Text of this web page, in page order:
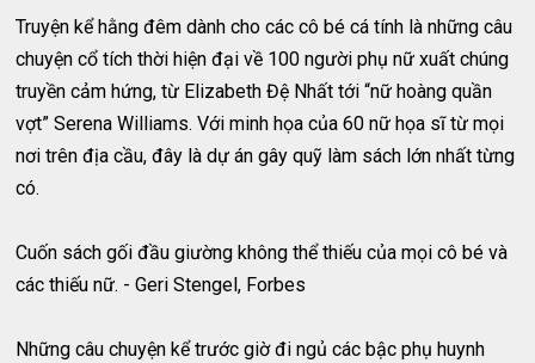
Truyện kể hằng đêm dành cho các cô bé cá tính là những câu
chuyện cổ tích thời hiện đại về 100 người phụ nữ xuất chúng
truyền cảm hứng, từ Elizabeth Đệ Nhất tới “nữ hoàng quần
vợt” Serena Williams. Với minh họa của 60 nữ họa sĩ từ mọi
nơi trên địa cầu, đây là dự án gây quỹ làm sách lớn nhất từng
có.
Cuốn sách gối đầu giường không thể thiếu của mọi cô bé và
các thiếu nữ. - Geri Stengel, Forbes
Những câu chuyện kể trước giờ đi ngủ các bậc phụ huynh